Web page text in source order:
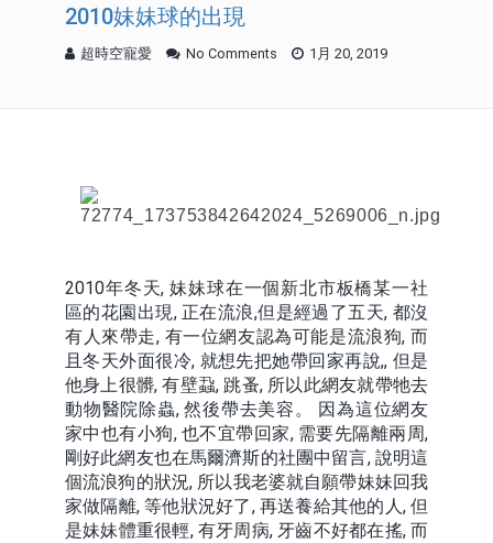
2010妹妹球的出現
超時空寵愛 No Comments 1月 20, 2019
2010年冬天, 妹妹球在一個新北市板橋某一社
區的花園出現, 正在流浪,但是經過了五天, 都沒
有人來帶走, 有一位網友認為可能是流浪狗, 而
且冬天外面很冷, 就想先把她帶回家再說,, 但是
他身上很髒, 有壁蝨, 跳蚤, 所以此網友就帶牠去
動物醫院除蟲, 然後帶去美容。 因為這位網友
家中也有小狗, 也不宜帶回家, 需要先隔離兩周,
剛好此網友也在馬爾濟斯的社團中留言, 說明這
個流浪狗的狀況, 所以我老婆就自願帶妹妹回我
家做隔離, 等他狀況好了, 再送養給其他的人, 但
是妹妹體重很輕, 有牙周病, 牙齒不好都在搖, 而